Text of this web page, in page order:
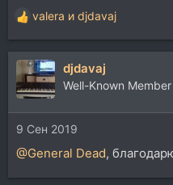
Р
е
а
к
ц
и
и
:
valera и djdavaj
djdavaj
Well-Known Member
9 Сен 2019
@General Dead,